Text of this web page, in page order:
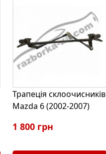
Трапеція склоочисників
Mazda 6 (2002-2007)
1 800 грн